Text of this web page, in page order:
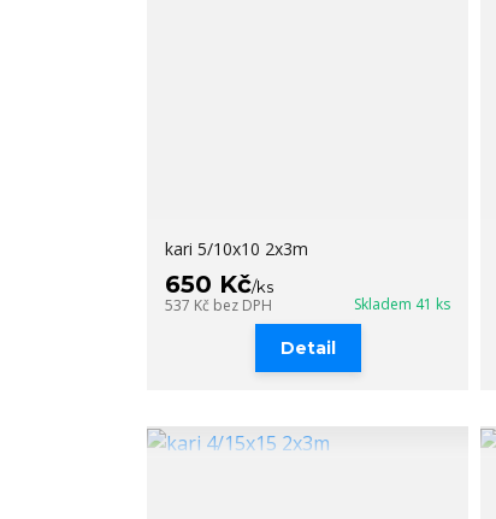
kari 5/10x10 2x3m
650 Kč/ks
537 Kč bez DPH Skladem 41 ks
Detail